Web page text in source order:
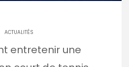
ACTUALITÉS
entretenir une